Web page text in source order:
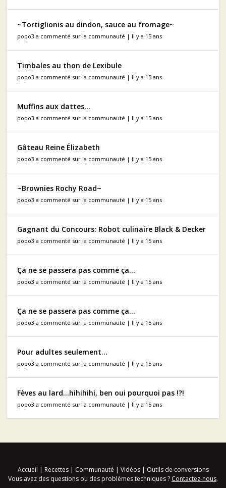
~Tortiglionis au dindon, sauce au fromage~
popo3 a commenté sur la communauté | Il y a 15 ans
Timbales au thon de Lexibule
popo3 a commenté sur la communauté | Il y a 15 ans
Muffins aux dattes...
popo3 a commenté sur la communauté | Il y a 15 ans
Gâteau Reine Élizabeth
popo3 a commenté sur la communauté | Il y a 15 ans
~Brownies Rochy Road~
popo3 a commenté sur la communauté | Il y a 15 ans
Gagnant du Concours: Robot culinaire Black & Decker
popo3 a commenté sur la communauté | Il y a 15 ans
Ça ne se passera pas comme ça...
popo3 a commenté sur la communauté | Il y a 15 ans
Ça ne se passera pas comme ça...
popo3 a commenté sur la communauté | Il y a 15 ans
Pour adultes seulement...
popo3 a commenté sur la communauté | Il y a 15 ans
Fèves au lard...hihihihi, ben oui pourquoi pas !?!
popo3 a commenté sur la communauté | Il y a 15 ans
Accueil | Recettes| Communauté | Vidéos| Outils de conversions
Vous avez des questions ou des problèmes techniques ? Contactez-nous.